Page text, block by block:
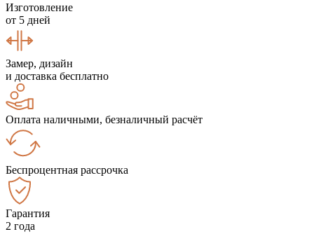
Изготовление
от 5 дней
Замер, дизайн
и доставка бесплатно
Оплата наличными, безналичный расчёт
Беспроцентная рассрочка
Гарантия
2 года